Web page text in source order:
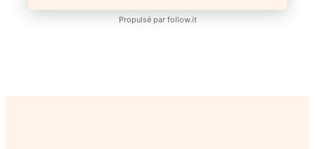
Propulsé par follow.it